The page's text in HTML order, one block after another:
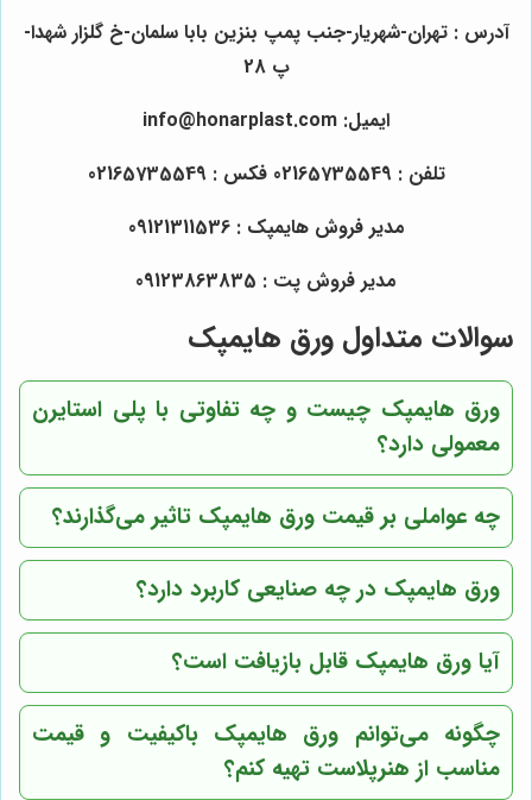
آدرس : تهران-شهریار-جنب پمپ بنزین بابا سلمان-خ گلزار شهدا-
پ 28
ایمیل: info@honarplast.com
تلفن : 02165735549 فکس : 02165735549
مدیر فروش هایمپک : 09121311536
مدیر فروش پت : 09123863835
سوالات متداول ورق هایمپک
ورق هایمپک چیست و چه تفاوتی با پلی استایرن
معمولی دارد؟
چه عواملی بر قیمت ورق هایمپک تاثیر می‌گذارند؟
ورق هایمپک در چه صنایعی کاربرد دارد؟
آیا ورق هایمپک قابل بازیافت است؟
چگونه می‌توانم ورق هایمپک باکیفیت و قیمت
مناسب از هنرپلاست تهیه کنم؟